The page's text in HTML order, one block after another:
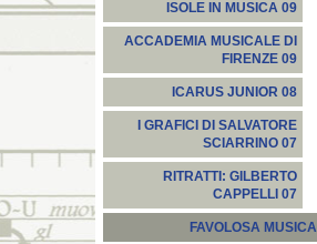
ISOLE IN MUSICA 09
ACCADEMIA MUSICALE DI
FIRENZE 09
ICARUS JUNIOR 08
I GRAFICI DI SALVATORE
SCIARRINO 07
RITRATTI: GILBERTO
CAPPELLI 07
FAVOLOSA MUSICA